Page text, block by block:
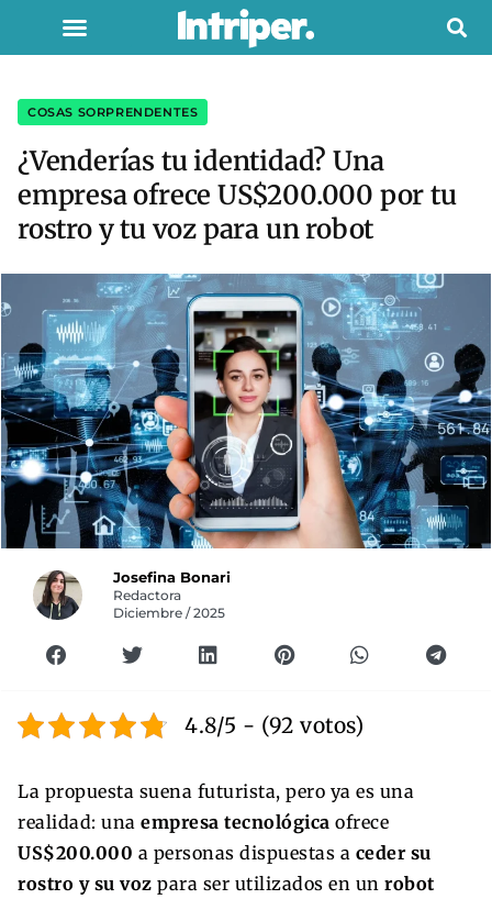
COSAS SORPRENDENTES
¿Venderías tu identidad? Una
empresa ofrece US$200.000 por tu
rostro y tu voz para un robot
Josefina Bonari
Redactora
Diciembre / 2025
4.8/5 - (92 votos)
La propuesta suena futurista, pero ya es una
realidad: una empresa tecnológica ofrece
US$200.000 a personas dispuestas a ceder su
rostro y su voz para ser utilizados en un robot